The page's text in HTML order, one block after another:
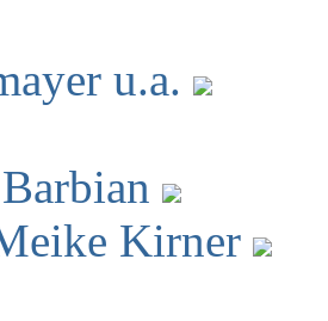
u.a.
Kirner